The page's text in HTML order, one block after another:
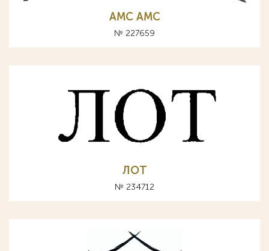
AMC АМС
№ 227659
ЛОТ
№ 234712